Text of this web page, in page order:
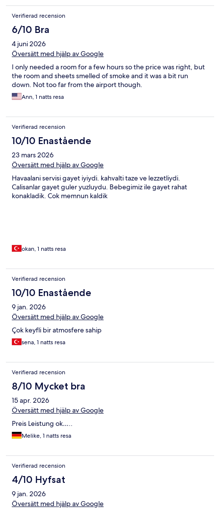
Verifierad recension
6/10 Bra
4 juni 2026
Översätt med hjälp av Google
I only needed a room for a few hours so the price was right, but
the room and sheets smelled of smoke and it was a bit run
down. Not too far from the airport though.
Ann, 1 natts resa
Verifierad recension
10/10 Enastående
23 mars 2026
Översätt med hjälp av Google
Havaalani servisi gayet iyiydi. kahvalti taze ve lezzetliydi.
Calisanlar gayet guler yuzluydu. Bebegimiz ile gayet rahat
konakladik. Cok memnun kaldik
okan, 1 natts resa
Verifierad recension
10/10 Enastående
9 jan. 2026
Översätt med hjälp av Google
Çok keyfli bir atmosfere sahip
sena, 1 natts resa
Verifierad recension
8/10 Mycket bra
15 apr. 2026
Översätt med hjälp av Google
Preis Leistung ok…..
Melike, 1 natts resa
Verifierad recension
4/10 Hyfsat
9 jan. 2026
Översätt med hjälp av Google